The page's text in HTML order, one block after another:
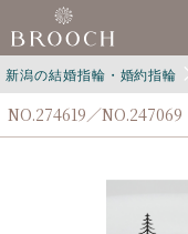
新潟の結婚指輪・婚約指輪
NO.274619／NO.247069